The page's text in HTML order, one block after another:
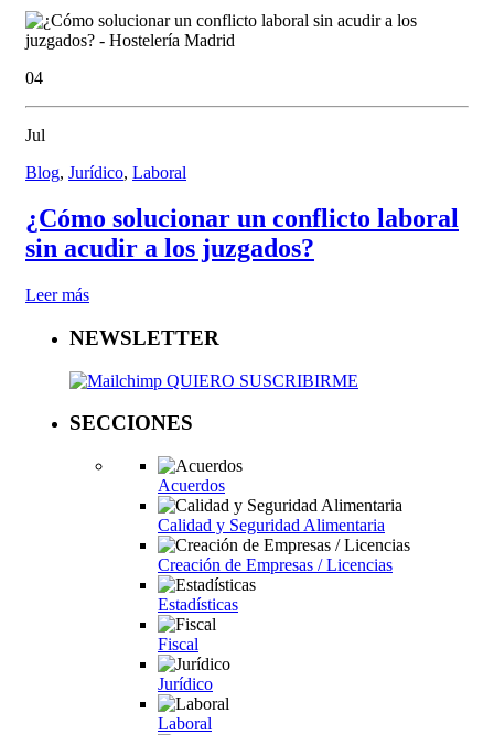
04
Jul
Blog, Jurídico, Laboral
¿Cómo solucionar un conflicto laboral
sin acudir a los juzgados?
Leer más
NEWSLETTER
QUIERO SUSCRIBIRME
SECCIONES
Acuerdos
Calidad y Seguridad Alimentaria
Creación de Empresas / Licencias
Estadísticas
Fiscal
Jurídico
Laboral